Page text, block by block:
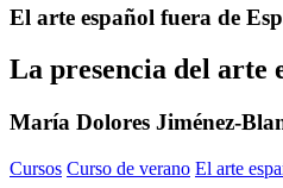
El arte español fuera de
La presencia del arte
María Dolores Jiménez-
Cursos Curso de verano El arte